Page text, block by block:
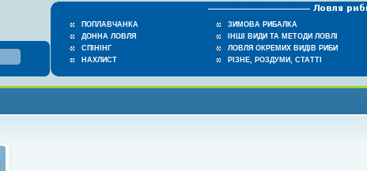
ПОПЛАВЧАНКА
ДОННА ЛОВЛЯ
СПІНІНГ
НАХЛИСТ
ЗИМОВА РИБАЛКА
ІНШІ ВИДИ ТА МЕТОДИ ЛОВЛІ
ЛОВЛЯ ОКРЕМИХ ВИДІВ РИБИ
РІЗНЕ, РОЗДУМИ, СТАТТІ